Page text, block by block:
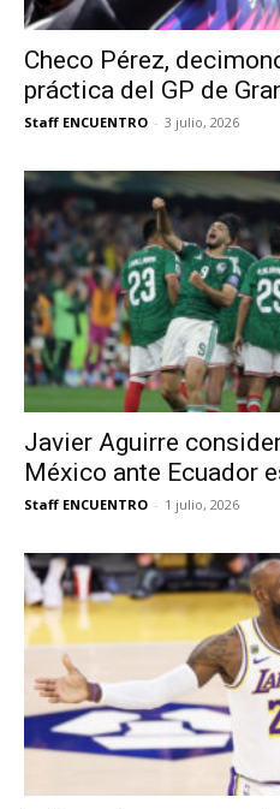
Checo Pérez,
práctica del GP de
Staff ENCUENTRO - 3 julio, 2026
Javier Aguirre
México ante Ecuador
Staff ENCUENTRO - 1 julio, 2026